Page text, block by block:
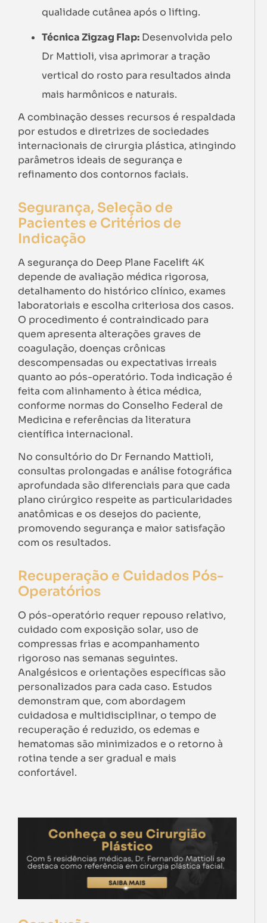
qualidade cutânea após o lifting.
Técnica Zigzag Flap: Desenvolvida pelo
Dr Mattioli, visa aprimorar a tração
vertical do rosto para resultados ainda
mais harmônicos e naturais.
A combinação desses recursos é respaldada
por estudos e diretrizes de sociedades
internacionais de cirurgia plástica, atingindo
parâmetros ideais de segurança e
refinamento dos contornos faciais.
Segurança, Seleção de
Pacientes e Critérios de
Indicação
A segurança do Deep Plane Facelift 4K
depende de avaliação médica rigorosa,
detalhamento do histórico clínico, exames
laboratoriais e escolha criteriosa dos casos.
O procedimento é contraindicado para
quem apresenta alterações graves de
coagulação, doenças crônicas
descompensadas ou expectativas irreais
quanto ao pós-operatório. Toda indicação é
feita com alinhamento à ética médica,
conforme normas do Conselho Federal de
Medicina e referências da literatura
científica internacional.
No consultório do Dr Fernando Mattioli,
consultas prolongadas e análise fotográfica
aprofundada são diferenciais para que cada
plano cirúrgico respeite as particularidades
anatômicas e os desejos do paciente,
promovendo segurança e maior satisfação
com os resultados.
Recuperação e Cuidados Pós-
Operatórios
O pós-operatório requer repouso relativo,
cuidado com exposição solar, uso de
compressas frias e acompanhamento
rigoroso nas semanas seguintes.
Analgésicos e orientações específicas são
personalizados para cada caso. Estudos
demonstram que, com abordagem
cuidadosa e multidisciplinar, o tempo de
recuperação é reduzido, os edemas e
hematomas são minimizados e o retorno à
rotina tende a ser gradual e mais
confortável.